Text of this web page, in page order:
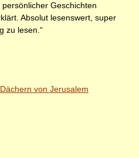
Geschichten
Absolut lesenswert, super
zu lesen.“
von Jerusalem